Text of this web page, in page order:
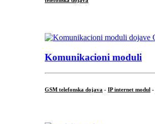
Komunikacioni moduli
GSM telefonska dojava - IP internet modul -